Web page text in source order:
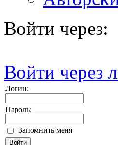
Войти через:
Войти через
Логин:
Пароль:
Запомнить меня